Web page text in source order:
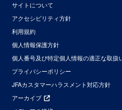
サイトについて
アクセシビリティ方針
利用規約
個人情報保護方針
個人番号及び特定個人情報の適正な取扱
プライバシーポリシー
JFAカスタマーハラスメント対応方針
アーカイブ